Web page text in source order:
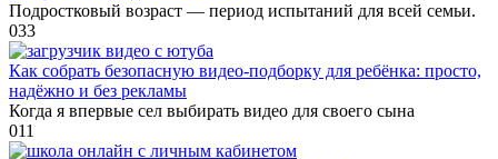
Подростковый возраст — период испытаний для всей семьи.
033
Как собрать безопасную видео‑подборку для ребёнка: просто,
надёжно и без рекламы
Когда я впервые сел выбирать видео для своего сына
011